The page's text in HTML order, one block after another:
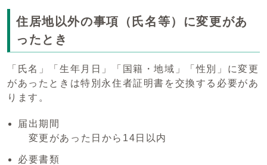
住居地以外の事項（氏名等）に変更があ
ったとき
「氏名」「生年月日」「国籍・地域」「性別」に変更
があったときは特別永住者証明書を交換する必要があ
ります。
届出期間
変更があった日から14日以内
必要書類